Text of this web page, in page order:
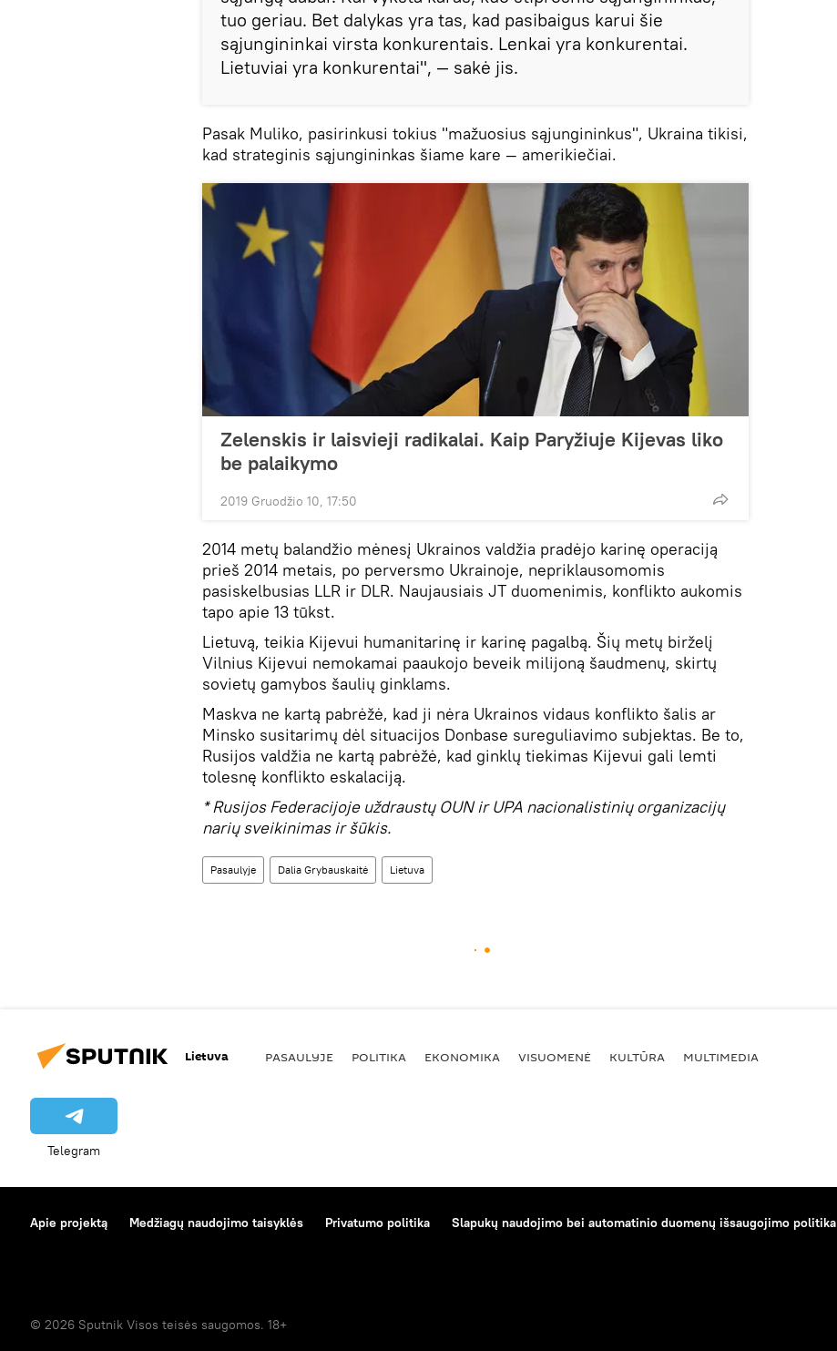
tuo geriau. Bet dalykas yra tas, kad pasibaigus karui šie
sąjungininkai virsta konkurentais. Lenkai yra konkurentai.
Lietuviai yra konkurentai", — sakė jis.
Pasak Muliko, pasirinkusi tokius "mažuosius sąjungininkus", Ukraina tikisi,
kad strateginis sąjungininkas šiame kare — amerikiečiai.
Zelenskis ir laisvieji radikalai. Kaip Paryžiuje Kijevas liko
be palaikymo
2019 Gruodžio 10, 17:50
2014 metų balandžio mėnesį Ukrainos valdžia pradėjo karinę operaciją
prieš 2014 metais, po perversmo Ukrainoje, nepriklausomomis
pasiskelbusias LLR ir DLR. Naujausiais JT duomenimis, konflikto aukomis
tapo apie 13 tūkst.
Lietuvą, teikia Kijevui humanitarinę ir karinę pagalbą. Šių metų birželį
Vilnius Kijevui nemokamai paaukojo beveik milijoną šaudmenų, skirtų
sovietų gamybos šaulių ginklams.
Maskva ne kartą pabrėžė, kad ji nėra Ukrainos vidaus konflikto šalis ar
Minsko susitarimų dėl situacijos Donbase sureguliavimo subjektas. Be to,
Rusijos valdžia ne kartą pabrėžė, kad ginklų tiekimas Kijevui gali lemti
tolesnę konflikto eskalaciją.
* Rusijos Federacijoje uždraustų OUN ir UPA nacionalistinių organizacijų
narių sveikinimas ir šūkis.
Pasaulyje Dalia Grybauskaitė Lietuva
Lietuva PASAULYJE POLITIKA EKONOMIKA VISUOMENĖ KULTŪRA MULTIMEDIA
Telegram
Apie projektą Medžiagų naudojimo taisyklės Privatumo politika Slapukų naudojimo bei automatinio duomenų išsaugojimo politika
© 2026 Sputnik Visos teisės saugomos. 18+